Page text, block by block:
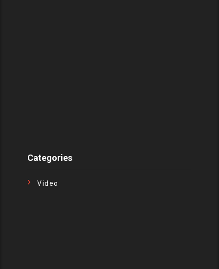
Categories
Video